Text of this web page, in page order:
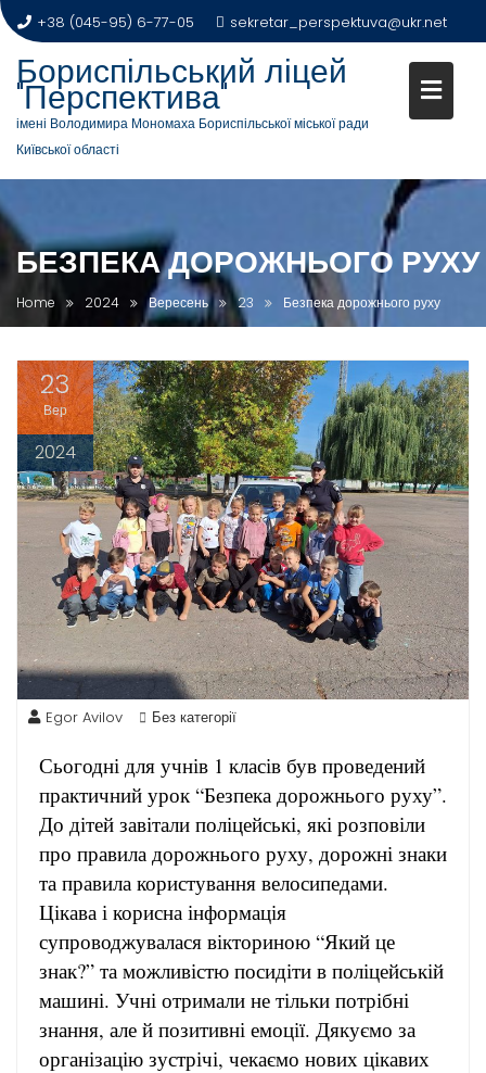
+38 (045-95) 6-77-05 sekretar_perspektuva@ukr.net
Бориспільський ліцей
"Перспектива"
імені Володимира Мономаха Бориспільської міської ради
Київської області
БЕЗПЕКА ДОРОЖНЬОГО РУХУ
Home 2024 Вересень 23 Безпека дорожнього руху
23
Вер
2024
Egor Avilov Без категорії
Сьогодні для учнів 1 класів був проведений
практичний урок “Безпека дорожнього руху”.
До дітей завітали поліцейські, які розповіли
про правила дорожнього руху, дорожні знаки
та правила користування велосипедами.
Цікава і корисна інформація
супроводжувалася вікториною “Який це
знак?” та можливістю посидіти в поліцейській
машині. Учні отримали не тільки потрібні
знання, але й позитивні емоції. Дякуємо за
організацію зустрічі, чекаємо нових цікавих